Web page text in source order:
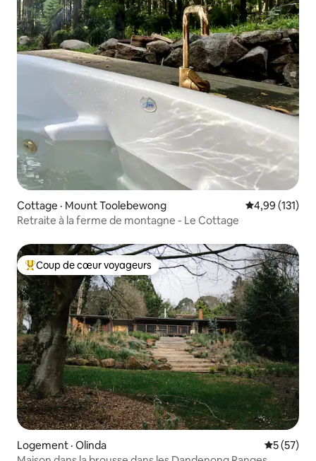
Cottage · Mount Toolebewong Note
4,99 (131)
Retraite à la ferme de montagne - Le Cottage
Coup de cœur voyageurs parmi les plus aimés
Coup de cœur voyageurs
Logement · Olinda Note
5 (57)